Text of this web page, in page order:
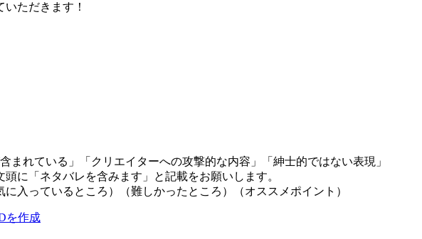
ただきます！
まれている」「クリエイターへの攻撃的な内容」「紳士的ではない表現」
に「ネタバレを含みます」と記載をお願いします。
入っているところ）（難しかったところ）（オススメポイント）
を作成